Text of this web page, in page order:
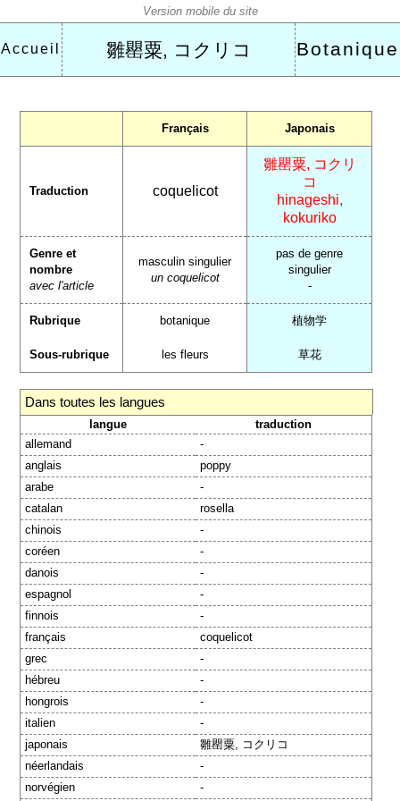
Accueil 雛罌粟, コクリコ Botanique
Français Japonais
Traduction coquelicot
雛罌粟, コクリ
コ
hinageshi,
kokuriko
Genre et
nombre
avec l'article
masculin singulier
un coquelicot
pas de genre
singulier
-
Rubrique botanique 植物学
Sous-rubrique les fleurs 草花
Dans toutes les langues
langue
traduction
allemand
-
anglais
poppy
arabe
-
catalan
rosella
chinois
-
coréen
-
danois
-
espagnol
-
finnois
-
français
coquelicot
grec
-
hébreu
-
hongrois
-
italien
-
japonais
雛罌粟, コクリコ
néerlandais
-
norvégien
-